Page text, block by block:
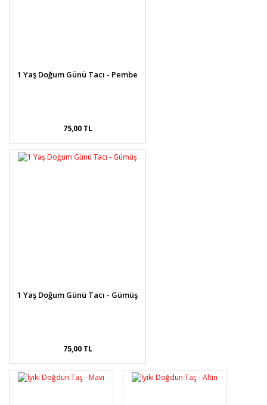
1 Yaş Doğum Günü Tacı - Pembe
75,00 TL
1 Yaş Doğum Günü Tacı - Gümüş
75,00 TL